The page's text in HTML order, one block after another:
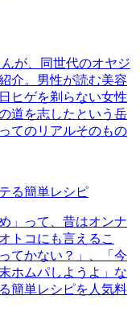
が、同世代のオヤジ
介。男性が読む美容
ヒゲを剃らない女性
道を志したという岳
てのリアルそのもの
る簡単レシピ
」って、昔はオンナ
トコにも言えるこ
てかない？」、「今
ホムパしようよ」な
簡単レシピを人気料